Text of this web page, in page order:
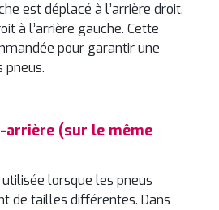
est déplacé à l’arrière droit,
à l’arrière gauche. Cette
pour garantir une
pneus.
arrière (sur le même
lorsque les pneus
de tailles différentes. Dans